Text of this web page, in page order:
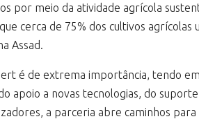
por meio da atividade agrícola
cerca de 75% dos cultivos
Assad.
é de extrema importância, tendo
apoio a novas tecnologias, do
a parceria abre caminhos